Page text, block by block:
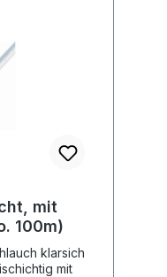
mit
100m)
klarsich
mit